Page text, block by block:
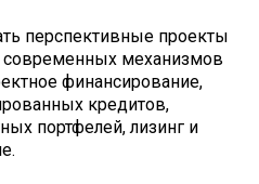
перспективные проекты
механизмов
финансирование,
кредитов,
портфелей, лизинг и